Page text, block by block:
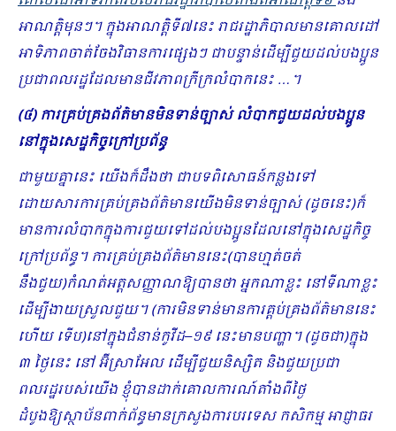
អាណត្តិមុនៗ។ ក្នុងអាណត្តិទី៧នេះ រាជរដ្ឋាភិបាលមានគោលដៅ
អាទិភាពចាត់ចែងវិធានការផ្សេងៗ ជាបន្ទាន់ដើម្បីជួយដល់បងប្អូន
ប្រជាពលរដ្ឋដែលមានជីវភាពក្រីក្រលំបាកនេះ …។
(៤) ការគ្រប់គ្រងព័ត៌មាន​មិនទាន់ច្បាស់ លំបាកជួយដល់បងប្អូន
នៅក្នុងសេដ្ឋកិច្ចក្រៅប្រព័ន្ធ
ជាមួយគ្នានេះ យើងក៏ដឹងថា ជាបទពិសោធន៍កន្លងទៅ
ដោយសារការគ្រប់គ្រងព័ត៌មានយើង​មិនទាន់ច្បាស់ (ដូចនេះ)ក៏
មានការលំបាកក្នុងការជួយទៅដល់បងប្អូនដែលនៅក្នុងសេដ្ឋកិច្ច
ក្រៅប្រព័ន្ធ។ ការគ្រប់គ្រងព័ត៌មាននេះ(បានហ្មត់ចត់
នឹងជួយ)កំណត់អត្តសញ្ញាណឱ្យបានថា អ្នកណាខ្លះ នៅទីណាខ្លះ
ដើម្បីងាយស្រួលជួយ។ (ការមិនទាន់មានការគ្តប់គ្រងព័ត៌មាននេះ
ហើយ ទើប)នៅក្នុងជំនាន់កូវីដ–១៩ នេះមានបញ្ហា។ (ដូចជា)ក្នុង
៣ ថ្ងៃនេះ នៅ អ៊ីស្រាអែល ដើម្បីជួយនិស្សិត និងជួយប្រជា
ពលរដ្ឋរបស់យើង ខ្ញុំបានដាក់គោលការណ៍តាំងពីថ្ងៃ
ដំបូងឱ្យស្ថាប័នពាក់ព័ន្ធមានក្រសួងការបរទេស កសិកម្ម អាជ្ញាធរ